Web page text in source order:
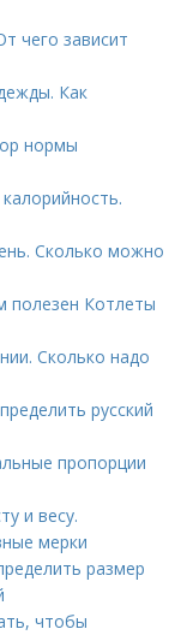
чего зависит
Как
нормы
Сколько можно
полезен Котлеты
Сколько надо
русский
пропорции
и весу.
мерки
размер
чтобы